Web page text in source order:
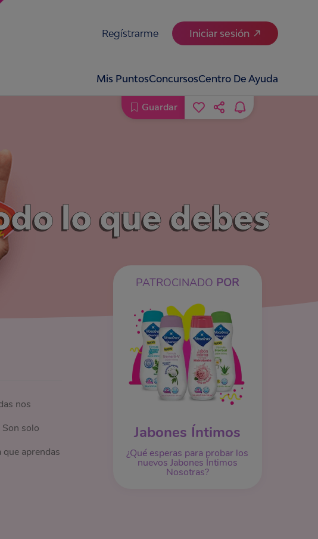
Regístrarme Iniciar sesión
Mis PuntosConcursosCentro De Ayuda
lo que debes
PATROCINADO POR
Jabones Íntimos
¿Qué esperas para probar los
nuevos Jabones Íntimos
Nosotras?
Guardar
nos
Son solo
aprendas